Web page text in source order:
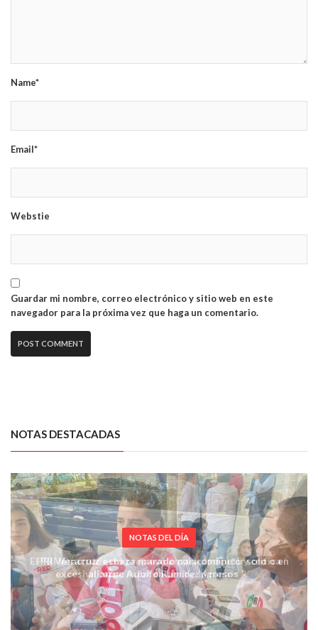
Name*
Email*
Webstie
Guardar mi nombre, correo electrónico y sitio web en este
navegador para la próxima vez que haga un comentario.
NOTAS DESTACADAS
NOTAS DEL DÍA
El PRI Veracruz está preparado para competir solo o en
alianza: Adolfo Ramírez Arana